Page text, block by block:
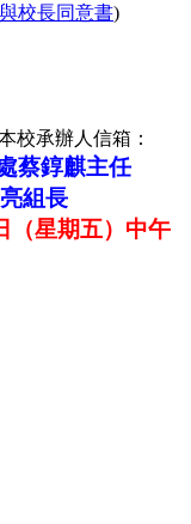
校長同意書)
校承辦人信箱：
蔡錞麒主任
組長
（星期五）中午